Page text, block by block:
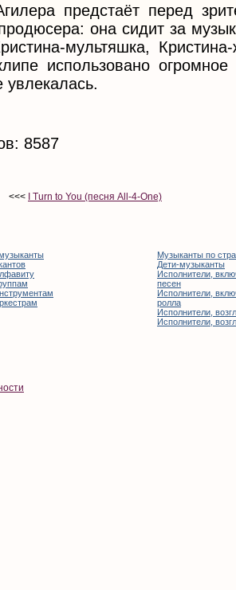
предстаёт перед
она сидит за
мультяшка,
использовано
увлекалась.
8587
<<< I Turn to You (песня All-4-One)
Музыканты по
Дети-музыканты
Исполнители,
песен
Исполнители,
ролла
Исполнители,
Исполнители,